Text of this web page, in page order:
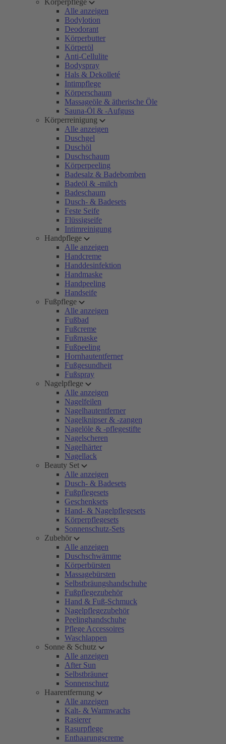
Körperpflege
Alle anzeigen
Bodylotion
Deodorant
Körperbutter
Körperöl
Anti-Cellulite
Bodyspray
Hals & Dekolleté
Intimpflege
Körperschaum
Massageöle & ätherische Öle
Sauna-Öl & -Aufguss
Körperreinigung
Alle anzeigen
Duschgel
Duschöl
Duschschaum
Körperpeeling
Badesalz & Badebomben
Badeöl & -milch
Badeschaum
Dusch- & Badesets
Feste Seife
Flüssigseife
Intimreinigung
Handpflege
Alle anzeigen
Handcreme
Handdesinfektion
Handmaske
Handpeeling
Handseife
Fußpflege
Alle anzeigen
Fußbad
Fußcreme
Fußmaske
Fußpeeling
Hornhautentferner
Fußgesundheit
Fußspray
Nagelpflege
Alle anzeigen
Nagelfeilen
Nagelhautentferner
Nagelknipser & -zangen
Nagelöle & -pflegestifte
Nagelscheren
Nagelhärter
Nagellack
Beauty Set
Alle anzeigen
Dusch- & Badesets
Fußpflegesets
Geschenksets
Hand- & Nagelpflegesets
Körperpflegesets
Sonnenschutz-Sets
Zubehör
Alle anzeigen
Duschschwämme
Körperbürsten
Massagebürsten
Selbstbräungshandschuhe
Fußpflegezubehör
Hand & Fuß-Schmuck
Nagelpflegezubehör
Peelinghandschuhe
Pflege Accessoires
Waschlappen
Sonne & Schutz
Alle anzeigen
After Sun
Selbstbräuner
Sonnenschutz
Haarentfernung
Alle anzeigen
Kalt- & Warmwachs
Rasierer
Rasurpflege
Enthaarungscreme